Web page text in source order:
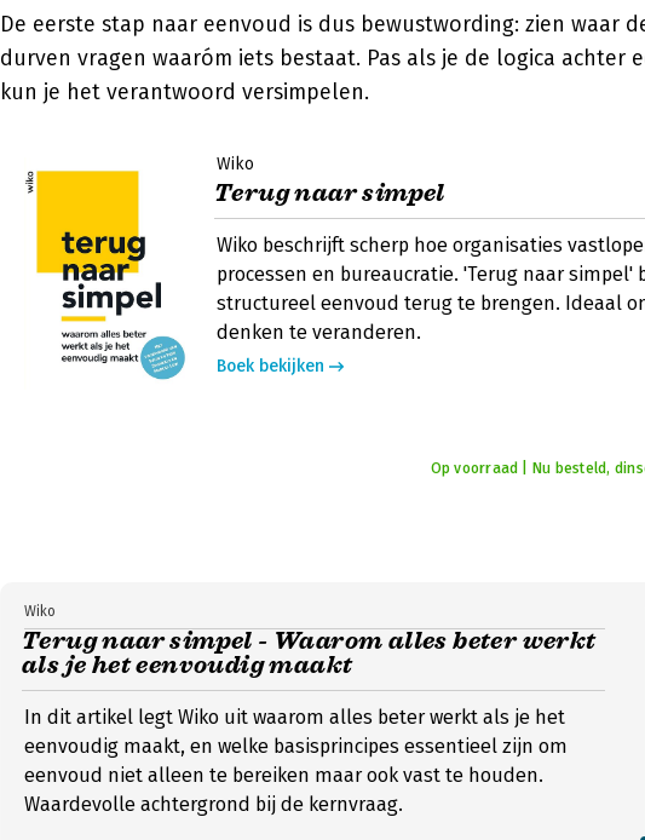
De eerste stap naar eenvoud is dus bewustwording: zien waar
durven vragen waaróm iets bestaat. Pas als je de logica achter
kun je het verantwoord versimpelen.
Wiko
Terug naar simpel
Wiko beschrijft scherp hoe organisaties
processen en bureaucratie. 'Terug naar simpel'
structureel eenvoud terug te brengen. Ideaal
denken te veranderen.
Boek bekijken
Op voorraad | Nu besteld,
Terug naar simpel - Waarom alles beter werkt
als je het eenvoudig maakt
Wiko
In dit artikel legt Wiko uit waarom alles beter werkt als je het
eenvoudig maakt, en welke basisprincipes essentieel zijn om
eenvoud niet alleen te bereiken maar ook vast te houden.
Waardevolle achtergrond bij de kernvraag.